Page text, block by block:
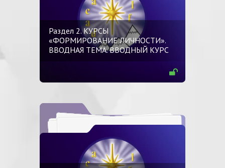
Раздел 2. КУРСЫ
«ФОРМИРОВАНИЕ ЛИЧНОСТИ».
ВВОДНАЯ ТЕМА. ВВОДНЫЙ КУРС